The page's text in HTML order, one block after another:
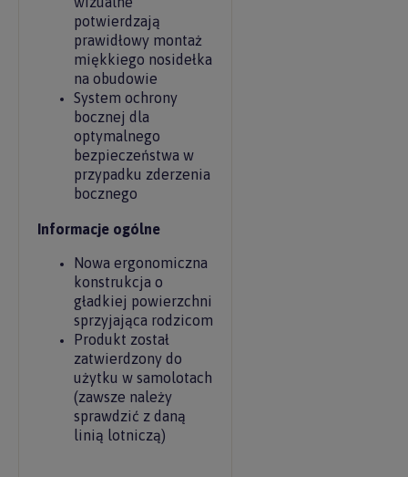
potwierdzają
prawidłowy montaż
miękkiego nosidełka
na obudowie
System ochrony
bocznej dla
optymalnego
bezpieczeństwa w
przypadku zderzenia
bocznego
Informacje ogólne
Nowa ergonomiczna
konstrukcja o
gładkiej powierzchni
sprzyjająca rodzicom
Produkt został
zatwierdzony do
użytku w samolotach
(zawsze należy
sprawdzić z daną
linią lotniczą)